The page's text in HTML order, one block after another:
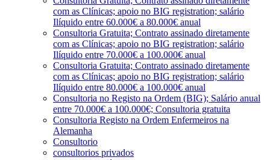
com as Clínicas; apoio no BIG registration; salário
Ilíquido entre 60.000€ a 80.000€ anual
Consultoria Gratuita; Contrato assinado diretamente
com as Clínicas; apoio no BIG registration; salário
Ilíquido entre 70.000€ a 100.000€ anual
Consultoria Gratuita; Contrato assinado diretamente
com as Clínicas; apoio no BIG registration; salário
Ilíquido entre 80.000€ a 100.000€ anual
Consultoria no Registo na Ordem (BIG); Salário anual
entre 70.000€ a 100.000€; Consultoria gratuita
Consultoria Registo na Ordem Enfermeiros na
Alemanha
Consultorio
consultorios privados